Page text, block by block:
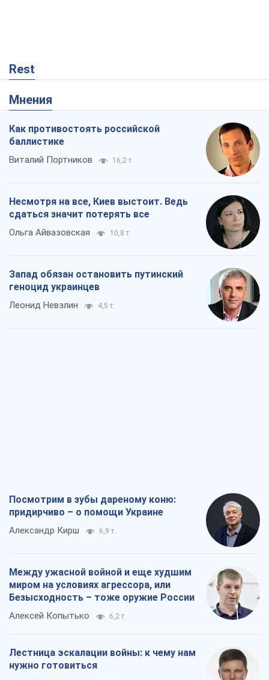
Rest
Мнения
Как противостоять российской
баллистике
Виталий Портников 16,2 т.
Несмотря на все, Киев выстоит. Ведь
сдаться значит потерять все
Ольга Айвазовская 10,8 т.
Запад обязан остановить путинский
геноцид украинцев
Леонид Невзлин 4,5 т.
Посмотрим в зубы дареному коню:
придирчиво – о помощи Украине
Александр Кирш 6,9 т.
Между ужасной войной и еще худшим
миром на условиях агрессора, или
Безысходность – тоже оружие России
Алексей Копытько 6,2 т.
Лестница эскалации войны: к чему нам
нужно готовиться